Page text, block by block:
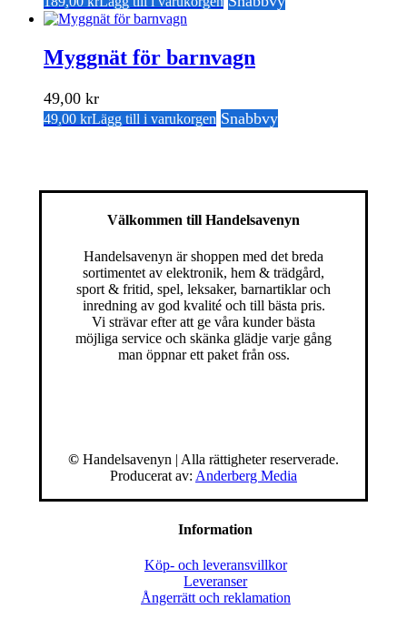
Myggnät för barnvagn
49,00 kr
49,00 krLägg till i varukorgen Snabbvy
Välkommen till Handelsavenyn
Handelsavenyn är shoppen med det breda
sortimentet av elektronik, hem & trädgård,
sport & fritid, spel, leksaker, barnartiklar och
inredning av god kvalité och till bästa pris.
Vi strävar efter att ge våra kunder bästa
möjliga service och skänka glädje varje gång
man öppnar ett paket från oss.
© Handelsavenyn | Alla rättigheter reserverade.
Producerat av: Anderberg Media
Information
Köp- och leveransvillkor
Leveranser
Ångerrätt och reklamation